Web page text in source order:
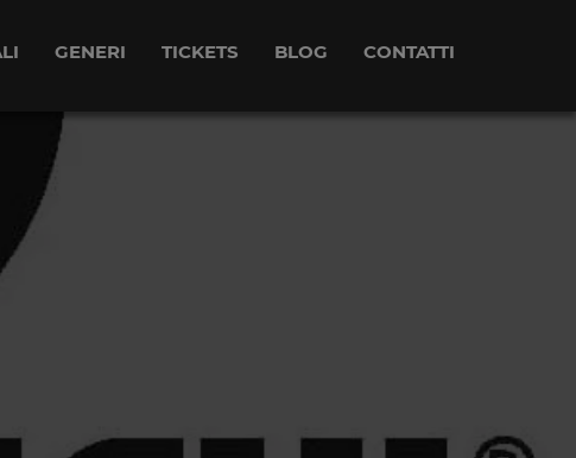
GENERI TICKETS BLOG CONTATTI